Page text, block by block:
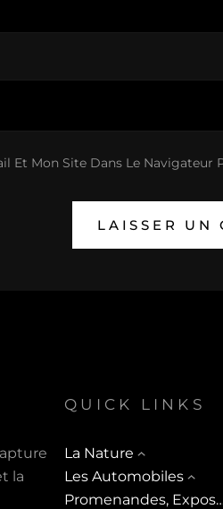
Et Mon Site Dans Le Navigateur
la
QUICK LINKS
La Nature
Les Automobiles
Promenandes,